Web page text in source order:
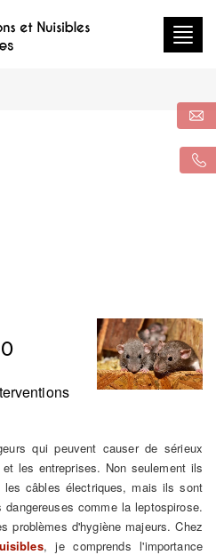
qui peuvent causer de sérieux
les entreprises. Non seulement ils
câbles électriques, mais ils sont
comme la leptospirose.
problèmes d'hygiène majeurs. Chez
, je comprends l'importance